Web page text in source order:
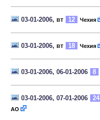
03-01-2006, вт 12 Чехия
03-01-2006, вт 18 Чехия
03-01-2006, 06-01-2006 8
03-01-2006, 07-01-2006 24
АО